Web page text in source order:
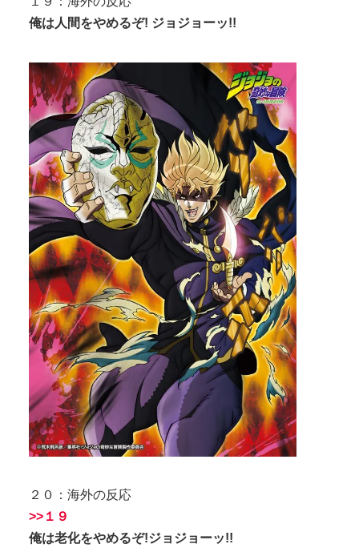
俺は人間をやめるぞ! ジョジョーッ!!
２０：海外の反応
>>１９
俺は老化をやめるぞ!ジョジョーッ!!